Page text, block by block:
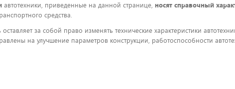
автотехники, приведенные на данной странице, носят справочный
средства.
за собой право изменять технические характеристики
на улучшение параметров конструкции, работоспособности